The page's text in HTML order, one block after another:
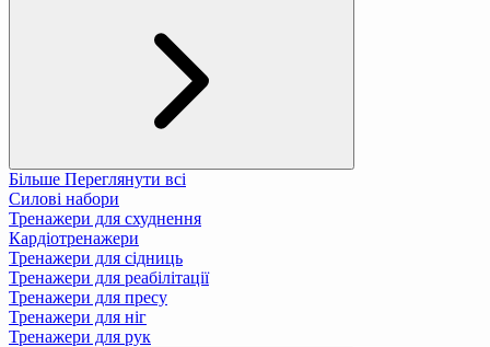
Більше Переглянути всі
Силові набори
Тренажери для схуднення
Кардіотренажери
Тренажери для сідниць
Тренажери для реабілітації
Тренажери для пресу
Тренажери для ніг
Тренажери для рук